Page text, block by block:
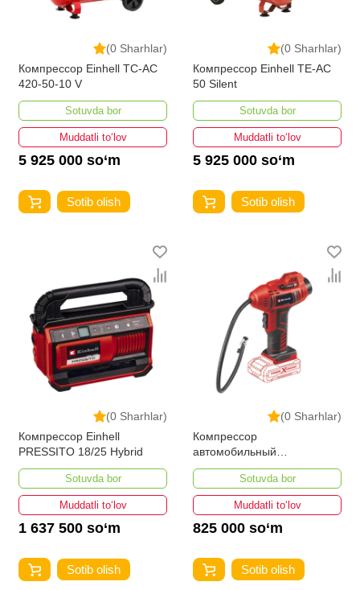
(0 Sharhlar)
Компрессор Einhell TC-AC
420-50-10 V
Sotuvda bor
Muddatli to‘lov
5 925 000 so‘m
Sotib olish
(0 Sharhlar)
Компрессор Einhell TE-AC
50 Silent
Sotuvda bor
Muddatli to‘lov
5 925 000 so‘m
Sotib olish
(0 Sharhlar)
Компрессор Einhell
PRESSITO 18/25 Hybrid
Sotuvda bor
Muddatli to‘lov
1 637 500 so‘m
Sotib olish
(0 Sharhlar)
Компрессор
автомобильный
аккумуляторный Einhell CE-
CC 18
Sotuvda bor
Muddatli to‘lov
825 000 so‘m
Sotib olish